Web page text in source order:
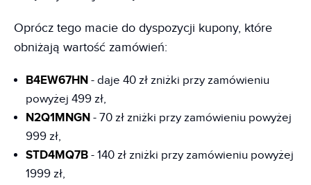
Oprócz tego macie do dyspozycji kupony, które
obniżają wartość zamówień:
B4EW67HN - daje 40 zł zniżki przy zamówieniu
powyżej 499 zł,
N2Q1MNGN - 70 zł zniżki przy zamówieniu powyżej
999 zł,
STD4MQ7B - 140 zł zniżki przy zamówieniu powyżej
1999 zł,